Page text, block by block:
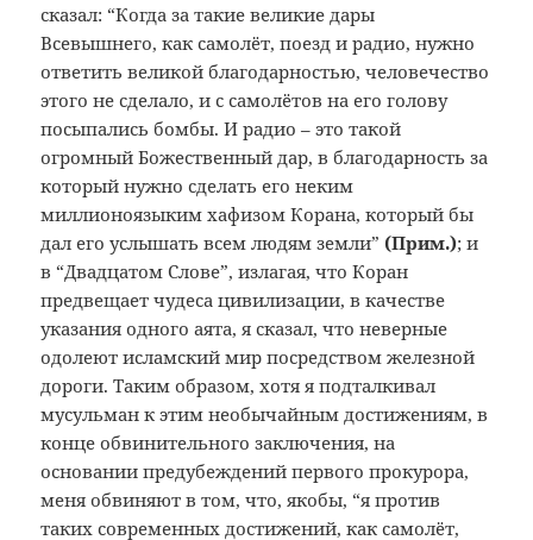
сказал: “Когда за такие великие дары
Всевышнего, как самолёт, поезд и радио, нужно
ответить великой благодарностью, человечество
этого не сделало, и с самолётов на его голову
посыпались бомбы. И радио – это такой
огромный Божественный дар, в благодарность за
который нужно сделать его неким
миллионоязыким хафизом Корана, который бы
дал его услышать всем людям земли” (Прим.); и
в “Двадцатом Слове”, излагая, что Коран
предвещает чудеса цивилизации, в качестве
указания одного аята, я сказал, что неверные
одолеют исламский мир посредством железной
дороги. Таким образом, хотя я подталкивал
мусульман к этим необычайным достижениям, в
конце обвинительного заключения, на
основании предубеждений первого прокурора,
меня обвиняют в том, что, якобы, “я против
таких современных достижений, как самолёт,